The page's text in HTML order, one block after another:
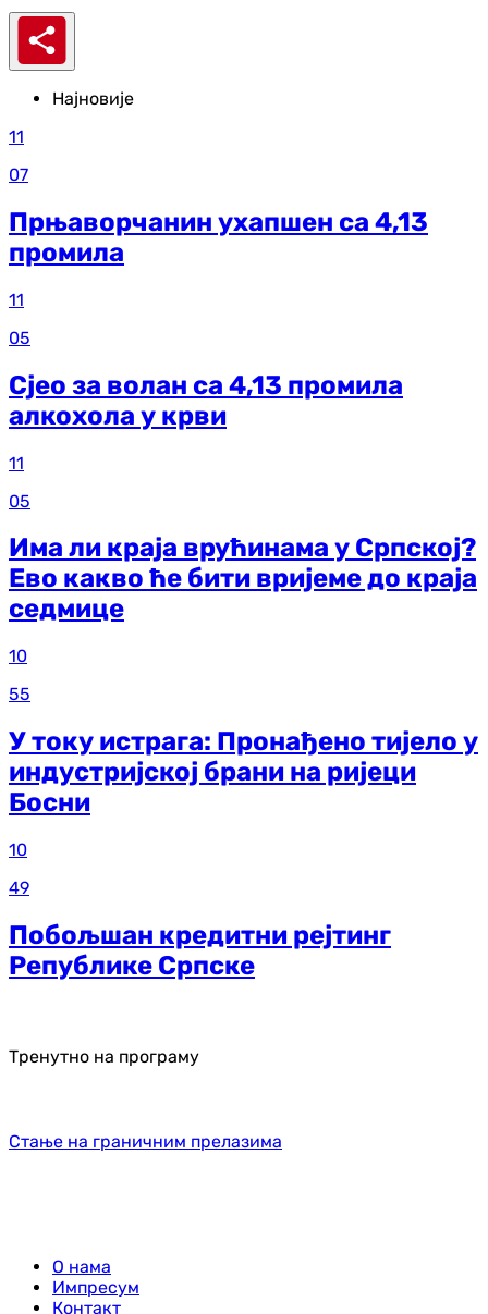
Најновије
11
07
Прњаворчанин ухапшен са 4,13
промила
11
05
Сјео за волан са 4,13 промила
алкохола у крви
11
05
Има ли краја врућинама у Српској?
Ево какво ће бити вријеме до краја
седмице
10
55
У току истрага: Пронађено тијело у
индустријској брани на ријеци
Босни
10
49
Побољшан кредитни рејтинг
Републике Српске
Тренутно на програму
Стање на граничним прелазима
О нама
Импресум
Контакт